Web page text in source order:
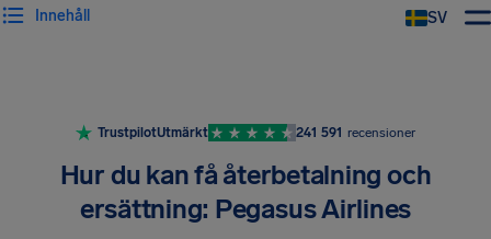
SV
Innehåll
TrustpilotUtmärkt 241 591 recensioner
Hur du kan få återbetalning och
ersättning: Pegasus Airlines